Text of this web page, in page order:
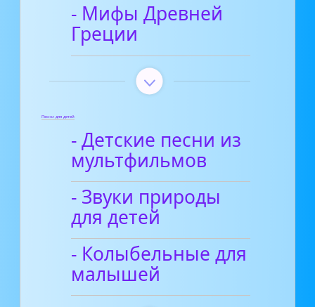
- Мифы Древней
Греции
Песни для детей
- Детские песни из
мультфильмов
- Звуки природы
для детей
- Колыбельные для
малышей